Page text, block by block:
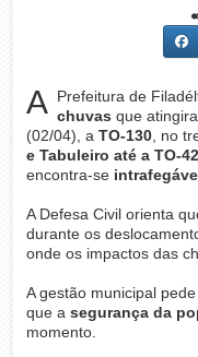
A Prefeitura de
chuvas que
(02/04), a TO-130, no
e Tabuleiro até a TO-
encontra-se
A Defesa Civil orienta
durante os
onde os impactos das
A gestão municipal
que a segurança da
momento.